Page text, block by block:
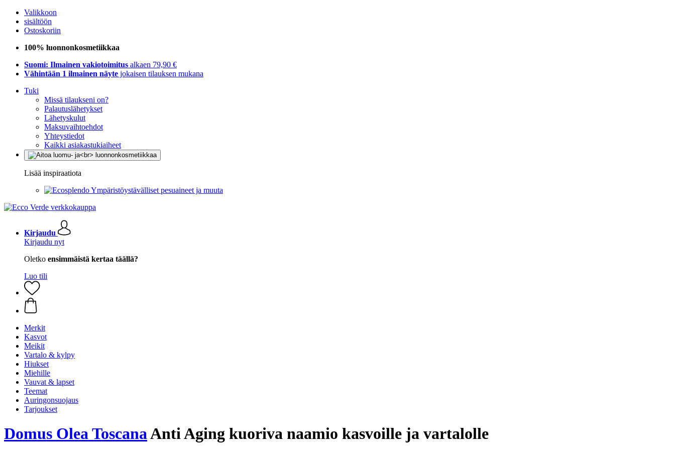
Valikkoon
sisältöön
Ostoskoriin
100% luonnonkosmetiikkaa
Suomi: Ilmainen vakiotoimitus alkaen 79,90 €
Vähintään 1 ilmainen näyte jokaisen tilauksen mukana
Tuki
Missä tilaukseni on?
Palautuslähetykset
Lähetyskulut
Maksuvaihtoehdot
Yhteystiedot
Kaikki asiakastukiaiheet
Lisää inspiraatiota
Ympäristöystävälliset pesuaineet ja muuta
Kirjaudu
Kirjaudu nyt
Oletko ensimmäistä kertaa täällä?
Luo tili
Merkit
Kasvot
Meikit
Vartalo & kylpy
Hiukset
Miehille
Vauvat & lapset
Teemat
Auringonsuojaus
Tarjoukset
Domus Olea ToscanaAnti Aging kuoriva naamio kasvoille ja vartalolle